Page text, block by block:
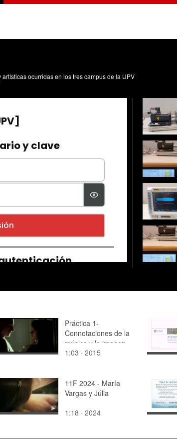
ocurridas en los tres campus de la UPV
Práctica 1-
Connotaciones de la
música y la imagen
1:03 · 2015
11F 2024 - María
Vargas y Júlia
1:18 · 2024